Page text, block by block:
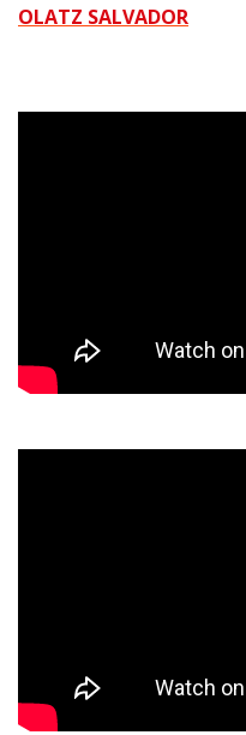
OLATZ SALVADOR